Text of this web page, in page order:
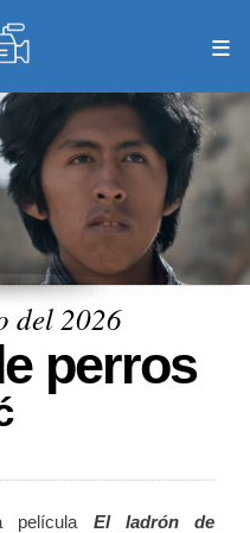
del 2026
perros
película El ladrón de